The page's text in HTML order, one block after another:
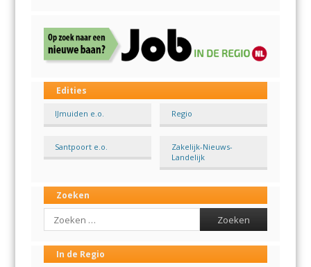
Edities
IJmuiden e.o. Regio
Santpoort e.o.
Zakelijk-Nieuws-
Landelijk
Zoeken
Search
In de Regio